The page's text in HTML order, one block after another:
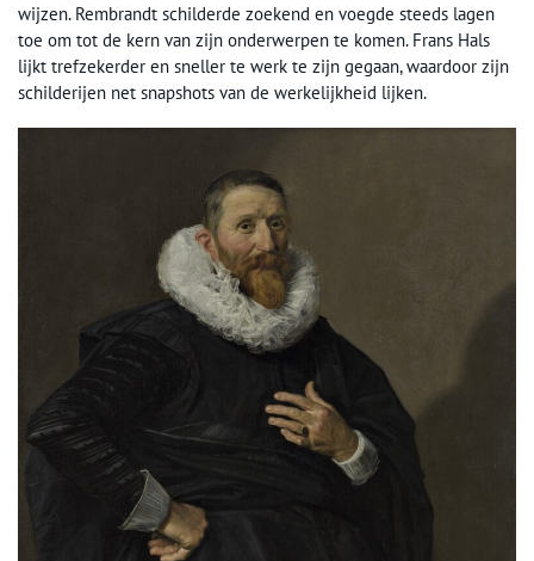
wijzen. Rembrandt schilderde zoekend en voegde steeds lagen
toe om tot de kern van zijn onderwerpen te komen. Frans Hals
lijkt trefzekerder en sneller te werk te zijn gegaan, waardoor zijn
schilderijen net snapshots van de werkelijkheid lijken.